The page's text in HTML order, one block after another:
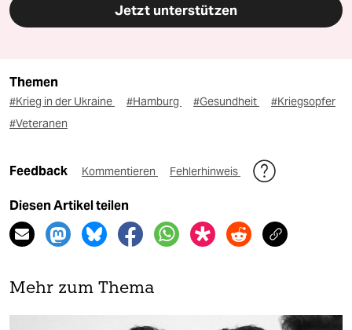
Jetzt unterstützen
Themen
#Krieg in der Ukraine #Hamburg #Gesundheit
#Kriegsopfer
#Veteranen
Feedback Kommentieren Fehlerhinweis
Diesen Artikel teilen
Mehr zum Thema